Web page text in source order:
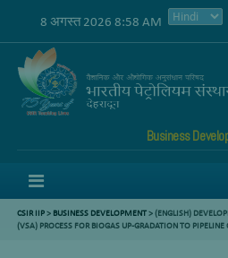
8 अगस्त 2026 8:58 AM
Business
CSIR IIP> BUSINESS DEVELOPMENT> (ENGLISH)
(VSA) PROCESS FOR BIOGAS UP-GRADATION TO